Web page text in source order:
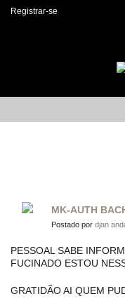
Registrar-se
MK-AUTH
Postado por djan
PESSOAL SABE
FUCINADO ESTOU
GRATIDÃO AI QUEM